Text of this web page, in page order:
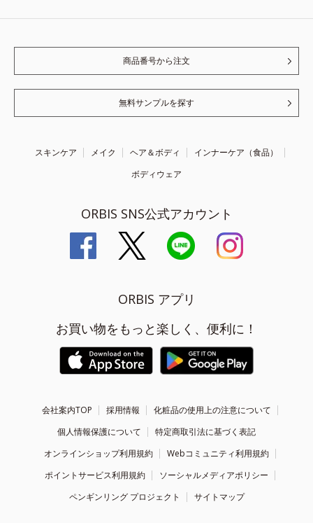
商品番号から注文
無料サンプルを探す
スキンケア メイク ヘア＆ボディ
インナーケア（食品）
ボディウェア
ORBIS SNS公式アカウント
ORBIS アプリ
お買い物をもっと楽しく、便利に！
会社案内TOP 採用情報
化粧品の使用上の注意について
個人情報保護について
特定商取引法に基づく表記
オンラインショップ利用規約
Webコミュニティ利用規約
ポイントサービス利用規約
ソーシャルメディアポリシー
ペンギンリング プロジェクト
サイトマップ